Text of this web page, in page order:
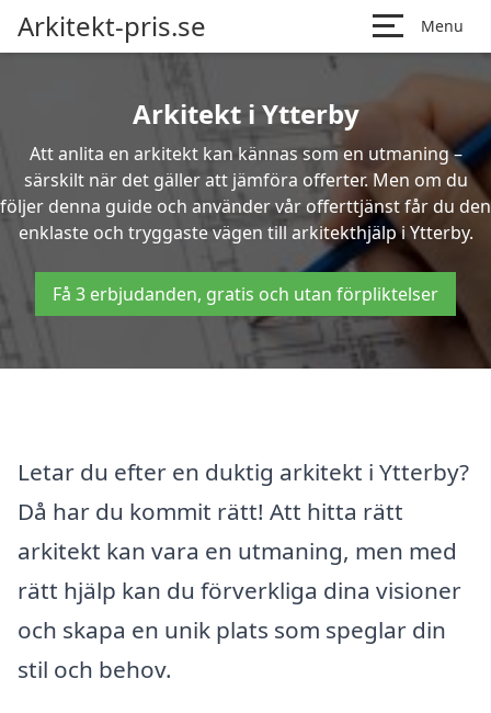
Arkitekt-pris.se Menu
Arkitekt i Ytterby
Att anlita en arkitekt kan kännas som en utmaning –
särskilt när det gäller att jämföra offerter. Men om du
följer denna guide och använder vår offerttjänst får du den
enklaste och tryggaste vägen till arkitekthjälp i Ytterby.
Få 3 erbjudanden, gratis och utan förpliktelser
Letar du efter en duktig arkitekt i Ytterby?
Då har du kommit rätt! Att hitta rätt
arkitekt kan vara en utmaning, men med
rätt hjälp kan du förverkliga dina visioner
och skapa en unik plats som speglar din
stil och behov.